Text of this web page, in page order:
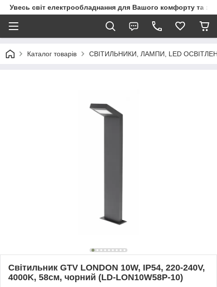
Увесь світ електрообладнання для Вашого комфорту та
Каталог товарів СВІТИЛЬНИКИ, ЛАМПИ, LED
Світильник GTV LONDON 10W, IP54, 220-240V,
4000K, 58см, чорний (LD-LON10W58P-10)